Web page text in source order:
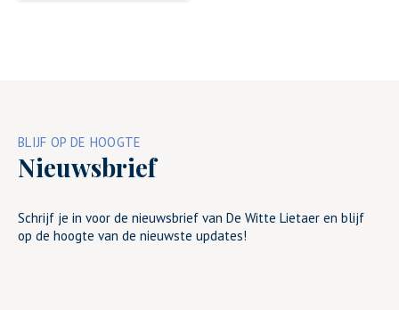
BLIJF OP DE HOOGTE
Nieuwsbrief
Schrijf je in voor de nieuwsbrief van De Witte Lietaer en blijf
op de hoogte van de nieuwste updates!